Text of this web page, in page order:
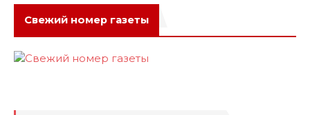
Свежий номер газеты